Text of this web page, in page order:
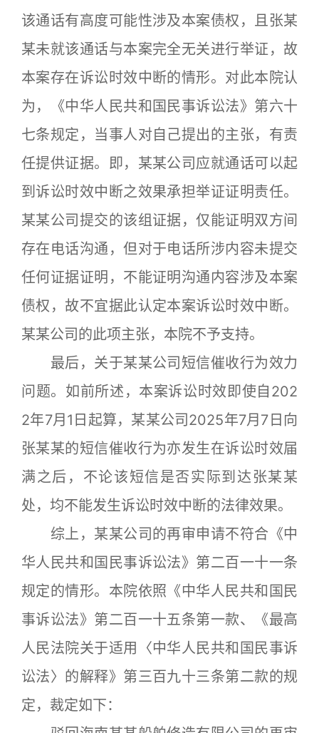
该通话有高度可能性涉及本案债权，且张某
某未就该通话与本案完全无关进行举证，故
本案存在诉讼时效中断的情形。对此本院认
为，《中华人民共和国民事诉讼法》第六十
七条规定，当事人对自己提出的主张，有责
任提供证据。即，某某公司应就通话可以起
到诉讼时效中断之效果承担举证证明责任。
某某公司提交的该组证据，仅能证明双方间
存在电话沟通，但对于电话所涉内容未提交
任何证据证明，不能证明沟通内容涉及本案
债权，故不宜据此认定本案诉讼时效中断。
某某公司的此项主张，本院不予支持。
最后，关于某某公司短信催收行为效力
问题。如前所述，本案诉讼时效即使自202
2年7月1日起算，某某公司2025年7月7日向
张某某的短信催收行为亦发生在诉讼时效届
满之后，不论该短信是否实际到达张某某
处，均不能发生诉讼时效中断的法律效果。
综上，某某公司的再审申请不符合《中
华人民共和国民事诉讼法》第二百一十一条
规定的情形。本院依照《中华人民共和国民
事诉讼法》第二百一十五条第一款、《最高
人民法院关于适用〈中华人民共和国民事诉
讼法〉的解释》第三百九十三条第二款的规
定，裁定如下：